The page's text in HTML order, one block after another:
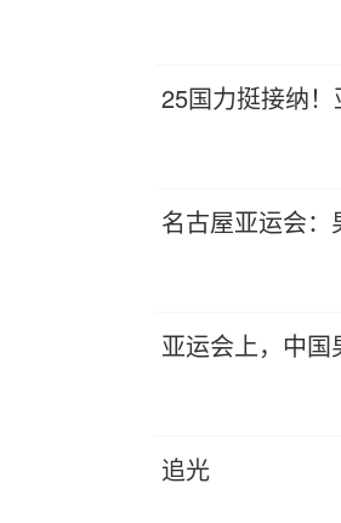
25国力挺接纳
名古屋亚运会
亚运会上，中国
追光